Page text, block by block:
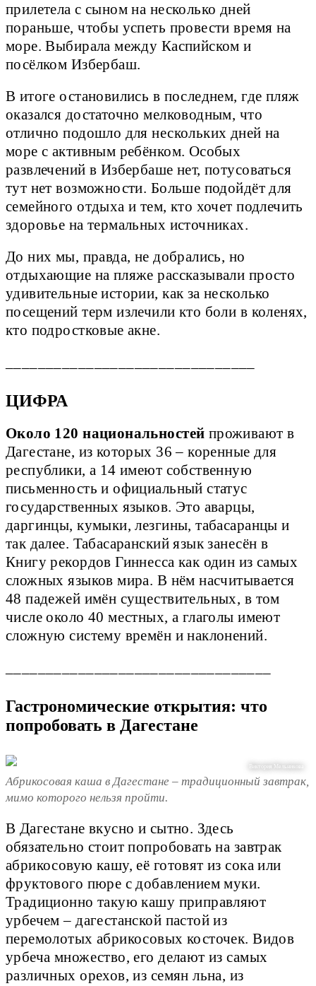
прилетела с сыном на несколько дней
пораньше, чтобы успеть провести время на
море. Выбирала между Каспийском и
посёлком Избербаш.
В итоге остановились в последнем, где пляж
оказался достаточно мелководным, что
отлично подошло для нескольких дней на
море с активным ребёнком. Особых
развлечений в Избербаше нет, потусоваться
тут нет возможности. Больше подойдёт для
семейного отдыха и тем, кто хочет подлечить
здоровье на термальных источниках.
До них мы, правда, не добрались, но
отдыхающие на пляже рассказывали просто
удивительные истории, как за несколько
посещений терм излечили кто боли в коленях,
кто подростковые акне.
ЦИФРА
Около 120 национальностей проживают в
Дагестане, из которых 36 – коренные для
республики, а 14 имеют собственную
письменность и официальный статус
государственных языков. Это аварцы,
даргинцы, кумыки, лезгины, табасаранцы и
так далее. Табасаранский язык занесён в
Книгу рекордов Гиннесса как один из самых
сложных языков мира. В нём насчитывается
48 падежей имён существительных, в том
числе около 40 местных, а глаголы имеют
сложную систему времён и наклонений.
Гастрономические открытия: что
попробовать в Дагестане
Виктория Мельникова
Абрикосовая каша в Дагестане – традиционный завтрак,
мимо которого нельзя пройти.
В Дагестане вкусно и сытно. Здесь
обязательно стоит попробовать на завтрак
абрикосовую кашу, её готовят из сока или
фруктового пюре с добавлением муки.
Традиционно такую кашу приправляют
урбечем – дагестанской пастой из
перемолотых абрикосовых косточек. Видов
урбеча множество, его делают из самых
различных орехов, из семян льна, из